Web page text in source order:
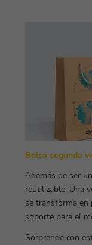
Bolsa segunda
Además de ser
reutilizable. Una
se transforma en
soporte para el
Sorprende con